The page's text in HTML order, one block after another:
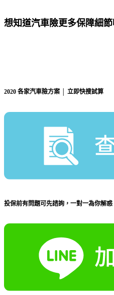
想知道汽車險更多保障細節
2020 各家汽車險方案 │ 立即快搜試算
投保前有問題可先諮詢，一對一為你解惑